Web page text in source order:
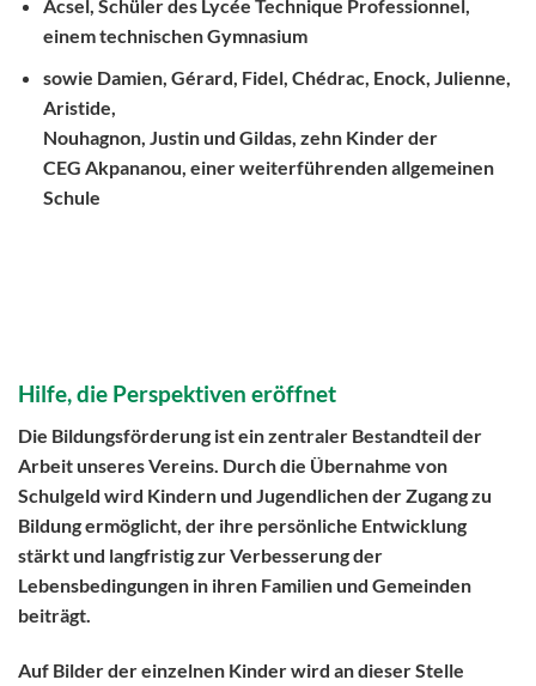
Acsel, Schüler des Lycée Technique Professionnel,
einem technischen Gymnasium
sowie Damien, Gérard, Fidel, Chédrac, Enock, Julienne,
Aristide,
Nouhagnon, Justin und Gildas, zehn Kinder der
CEG Akpananou , einer weiterführenden allgemeinen
Schule
Hilfe, die Perspektiven eröffnet
Die Bildungsförderung ist ein zentraler Bestandteil der
Arbeit unseres Vereins. Durch die Übernahme von
Schulgeld wird Kindern und Jugendlichen der Zugang zu
Bildung ermöglicht, der ihre persönliche Entwicklung
stärkt und langfristig zur Verbesserung der
Lebensbedingungen in ihren Familien und Gemeinden
beiträgt.
Auf Bilder der einzelnen Kinder wird an dieser Stelle